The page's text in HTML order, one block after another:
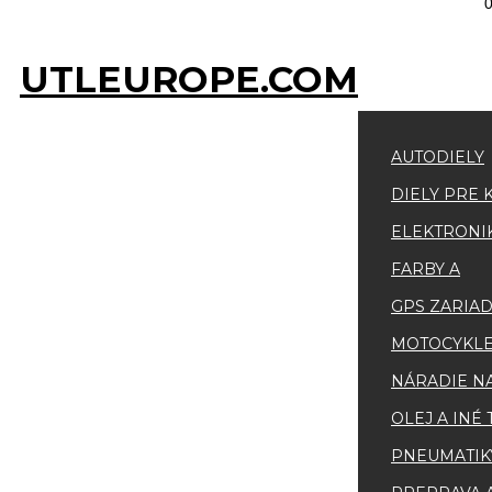
UTLEUROPE.COM
AUTODIELY
DIELY PRE
FARBY A
GPS
NÁRADIE
OLEJ A INÉ